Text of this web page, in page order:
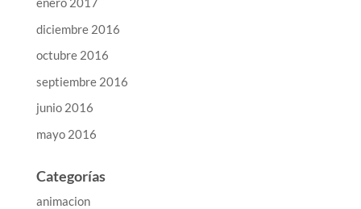
diciembre 2016
octubre 2016
septiembre 2016
junio 2016
mayo 2016
Categorías
animacion